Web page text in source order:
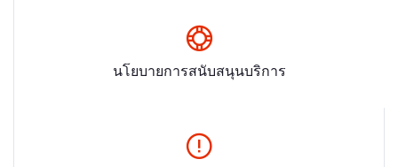
นโยบายการสนับสนุนบริการ